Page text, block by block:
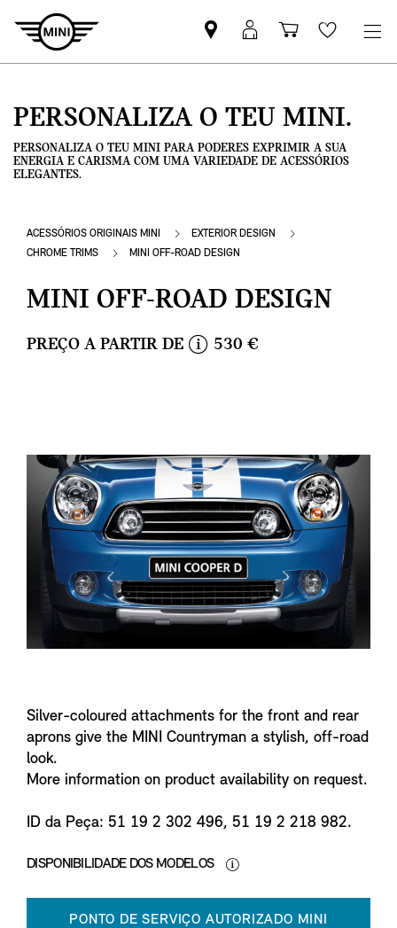
Pesquisar
parceiro
Iniciar
sessão
Carrinho
de
Wishlist
PERSONALIZA O TEU MINI.
PERSONALIZA O TEU MINI PARA PODERES EXPRIMIR A SUA
ENERGIA E CARISMA COM UMA VARIEDADE DE ACESSÓRIOS
ELEGANTES.
ACESSÓRIOS ORIGINAIS MINI
EXTERIOR DESIGN
CHROME TRIMS
MINI OFF-ROAD DESIGN
MINI OFF-ROAD DESIGN
PREÇO A PARTIR DE 530 €
Silver-coloured attachments for the front and rear
aprons give the MINI Countryman a stylish, off-road
look.
More information on product availability on request.
ID da Peça: 51 19 2 302 496, 51 19 2 218 982.
DISPONIBILIDADE DOS MODELOS
PONTO DE SERVIÇO AUTORIZADO MINI